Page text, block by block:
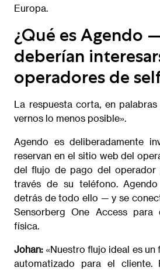
Europa.
¿Qué es Agendo
deberían
operadores de
La respuesta corta, en
vernos lo menos posible».
Agendo es deliberadamente
reservan en el sitio web del
del flujo de pago del operador
través de su teléfono.
detrás de todo ello — y se
Sensorberg One Access
física.
Johan: «Nuestro flujo ideal es
automatizado para el cliente.